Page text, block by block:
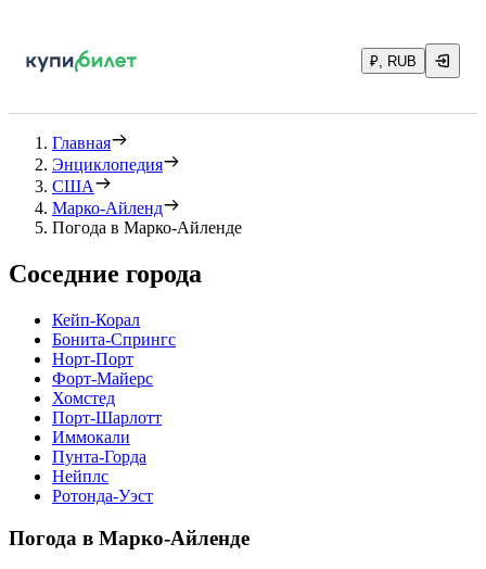
₽, RUB
Главная
Энциклопедия
США
Марко-Айленд
Погода в Марко-Айленде
Соседние города
Кейп-Корал
Бонита-Спрингс
Норт-Порт
Форт-Майерс
Хомстед
Порт-Шарлотт
Иммокали
Пунта-Горда
Нейплс
Ротонда-Уэст
Погода в Марко-Айленде